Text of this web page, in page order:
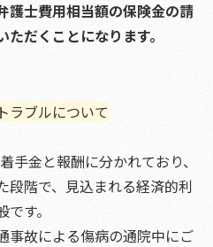
護士費用相当額の保険金の請
だくことになります。
ブルについて
金と報酬に分かれており、
段階で、見込まれる経済的利
す。
事故による傷病の通院中にご